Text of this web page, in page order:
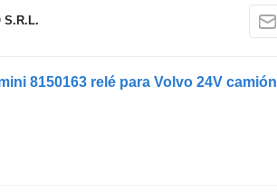
S.R.L.
8150163 relé para Volvo 24V camión